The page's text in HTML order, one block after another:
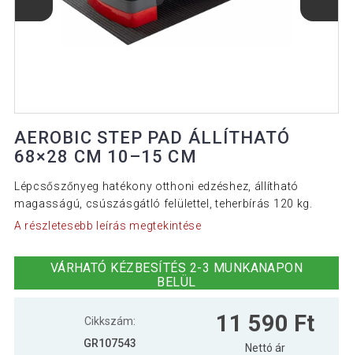
AEROBIC STEP PAD ÁLLÍTHATÓ
68×28 CM 10–15 CM
Lépcsőszőnyeg hatékony otthoni edzéshez, állítható
magasságú, csúszásgátló felülettel, teherbírás 120 kg.
A részletesebb leírás megtekintése
VÁRHATÓ KÉZBESÍTÉS 2-3 MUNKANAPON
BELÜL
Cikkszám:
GR107543
11 590 Ft
Nettó ár